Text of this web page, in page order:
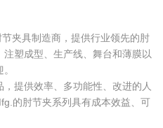
夹具制造商，提供行业领先的肘
塑成型、生产线、舞台和薄膜以
提供效率、多功能性、改进的人
的肘节夹系列具有成本效益、可